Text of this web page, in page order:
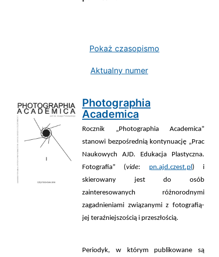
Pokaż czasopismo
Aktualny numer
Photographia
Academica
Rocznik „Photographia Academica”
stanowi bezpośrednią kontynuację „Prac
Naukowych AJD. Edukacja Plastyczna.
Fotografia” (vide: pn.ajd.czest.pl) i
skierowany jest do osób
zainteresowanych różnorodnymi
zagadnieniami związanymi z fotografią-
jej teraźniejszością i przeszłością.
Periodyk, w którym publikowane są